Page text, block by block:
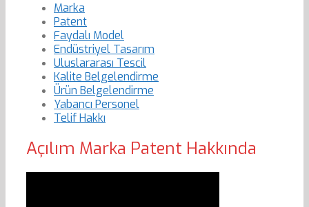
Marka
Patent
Faydalı Model
Endüstriyel Tasarım
Uluslararası Tescil
Kalite Belgelendirme
Ürün Belgelendirme
Yabancı Personel
Telif Hakkı
Açılım Marka Patent Hakkında